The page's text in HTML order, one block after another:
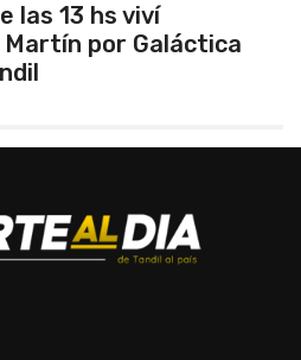
las 13 hs viví
por Galáctica